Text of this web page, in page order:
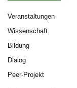
Veranstaltungen
Wissenschaft
Bildung
Dialog
Peer-Projekt